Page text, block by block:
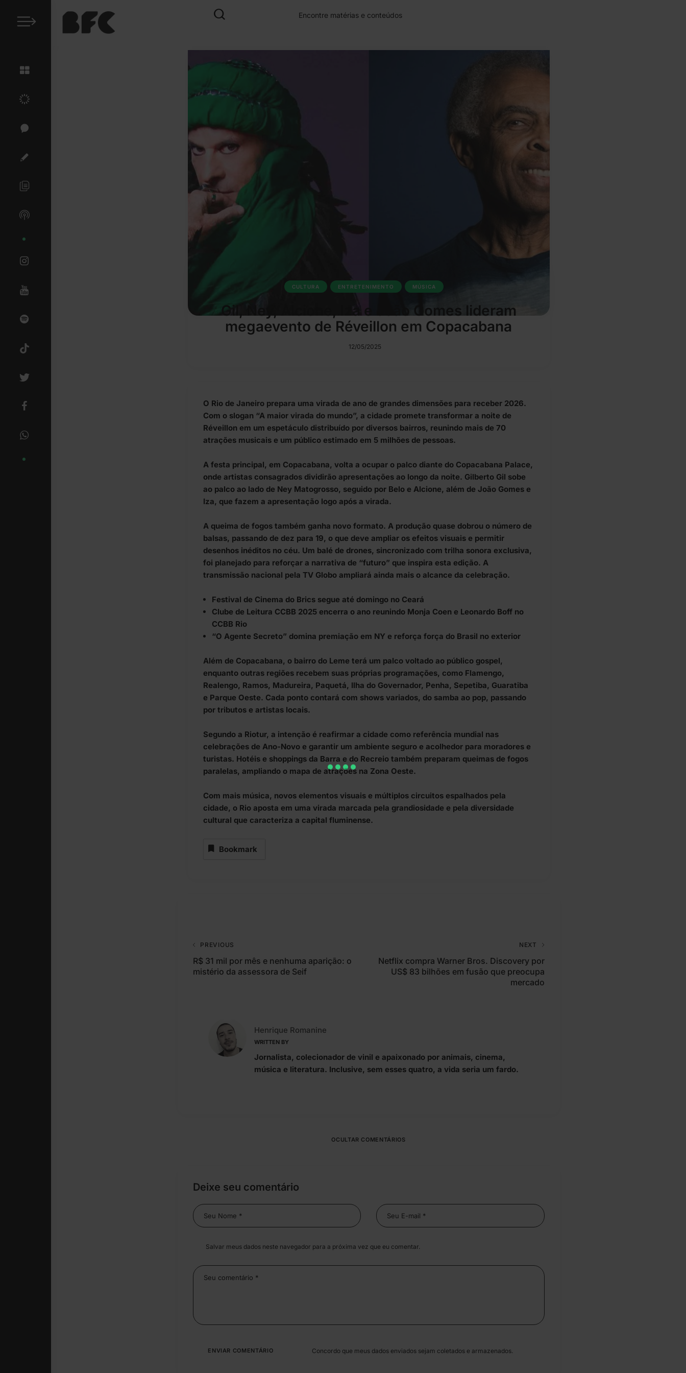
CULTURA ENTRETENIMENTO MÚSICA
Gil, Ney, Alcione, Iza e João Gomes lideram
megaevento de Réveillon em Copacabana
12/05/2025
O Rio de Janeiro prepara uma virada de ano de grandes dimensões para receber 2026.
Com o slogan “A maior virada do mundo”, a cidade promete transformar a noite de
Réveillon em um espetáculo distribuído por diversos bairros, reunindo mais de 70
atrações musicais e um público estimado em 5 milhões de pessoas.
A festa principal, em Copacabana, volta a ocupar o palco diante do Copacabana Palace,
onde artistas consagrados dividirão apresentações ao longo da noite. Gilberto Gil sobe
ao palco ao lado de Ney Matogrosso, seguido por Belo e Alcione, além de João Gomes e
Iza, que fazem a apresentação logo após a virada.
A queima de fogos também ganha novo formato. A produção quase dobrou o número de
balsas, passando de dez para 19, o que deve ampliar os efeitos visuais e permitir
desenhos inéditos no céu. Um balé de drones, sincronizado com trilha sonora exclusiva,
foi planejado para reforçar a narrativa de “futuro” que inspira esta edição. A
transmissão nacional pela TV Globo ampliará ainda mais o alcance da celebração.
Festival de Cinema do Brics segue até domingo no Ceará
Clube de Leitura CCBB 2025 encerra o ano reunindo Monja Coen e Leonardo Boff no
CCBB Rio
“O Agente Secreto” domina premiação em NY e reforça força do Brasil no exterior
Além de Copacabana, o bairro do Leme terá um palco voltado ao público gospel,
enquanto outras regiões recebem suas próprias programações, como Flamengo,
Realengo, Ramos, Madureira, Paquetá, Ilha do Governador, Penha, Sepetiba, Guaratiba
e Parque Oeste. Cada ponto contará com shows variados, do samba ao pop, passando
por tributos e artistas locais.
Segundo a Riotur, a intenção é reafirmar a cidade como referência mundial nas
celebrações de Ano-Novo e garantir um ambiente seguro e acolhedor para moradores e
turistas. Hotéis e shoppings da Barra e do Recreio também preparam queimas de fogos
paralelas, ampliando o mapa de atrações na Zona Oeste.
Com mais música, novos elementos visuais e múltiplos circuitos espalhados pela
cidade, o Rio aposta em uma virada marcada pela grandiosidade e pela diversidade
cultural que caracteriza a capital fluminense.
Bookmark
PREVIOUS
R$ 31 mil por mês e nenhuma aparição: o
mistério da assessora de Seif
NEXT
Netflix compra Warner Bros. Discovery por
US$ 83 bilhões em fusão que preocupa
mercado
WRITTEN BY
Henrique Romanine
Jornalista, colecionador de vinil e apaixonado por animais, cinema,
música e literatura. Inclusive, sem esses quatro, a vida seria um fardo.
OCULTAR COMENTÁRIOS
Deixe seu comentário
Salvar meus dados neste navegador para a próxima vez que eu comentar.
Concordo que meus dados enviados sejam coletados e armazenados.